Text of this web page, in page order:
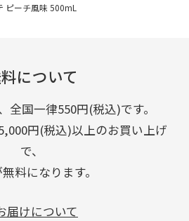
ピーチ風味 500mL
について
全国一律550円(税込)です。
円(税込)以上のお買い上げ
で、
料になります。
届けについて